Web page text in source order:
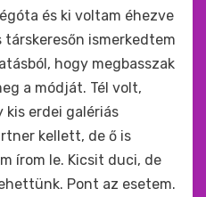
és ki voltam éhezve
ismerkedtem
hogy megbasszak
a módját. Tél volt,
kis erdei galériás
kellett, de ő is
írom le. Kicsit duci, de
Pont az esetem.